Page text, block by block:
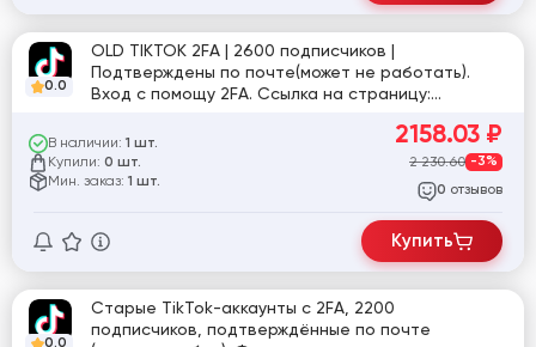
0.0
OLD TIKTOK 2FA | 2600 подписчиков |
Подтверждены по почте(может не работать).
Вход с помощу 2FA. Ссылка на страницу:
В наличии: 1 шт.
Купили: 0 шт.
Мин. заказ: 1 шт.
2158.03 ₽
2 230.60 -3%
0 отзывов
Купить
0.0
Старые TikTok-аккаунты с 2FA, 2200
подписчиков, подтверждённые по почте